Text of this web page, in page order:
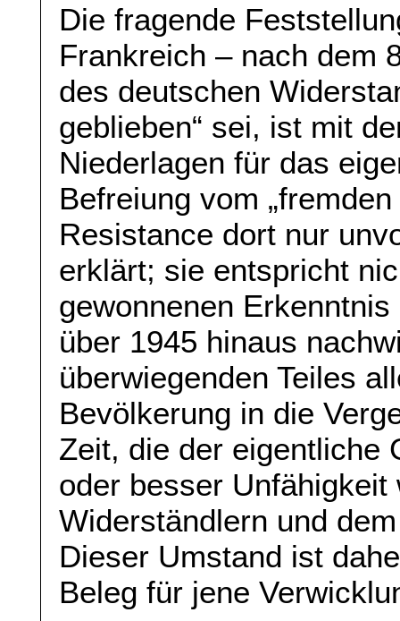
Die fragende
Frankreich – nach dem
des deutschen
geblieben“ sei, ist mit
Niederlagen für das
Befreiung vom
Resistance dort nur
erklärt; sie entspricht
gewonnenen
über 1945 hinaus
überwiegenden Teiles
Bevölkerung in die
Zeit, die der eigentliche
oder besser
Widerständlern und
Dieser Umstand ist
Beleg für jene